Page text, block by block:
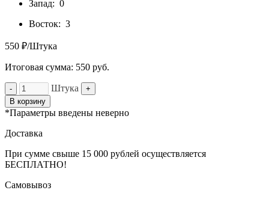
Запад: 0
Восток: 3
550 ₽/Штука
Итоговая сумма: 550 руб.
- Штука
+
В корзину
*Параметры введены неверно
Доставка
При сумме свыше 15 000 рублей осуществляется
БЕСПЛАТНО!
Самовывоз